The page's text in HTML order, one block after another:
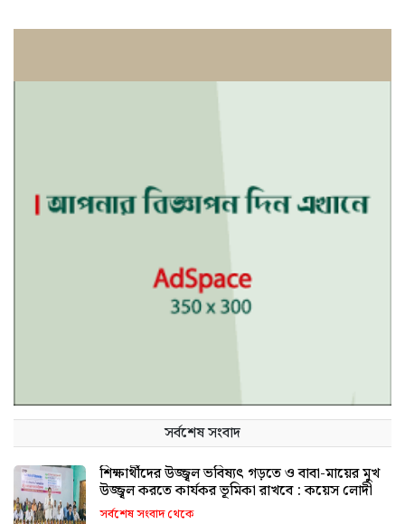
সর্বশেষ সংবাদ
শিক্ষার্থীদের উজ্জ্বল ভবিষ্যৎ গড়তে ও বাবা-মায়ের মুখ
উজ্জ্বল করতে কার্যকর ভূমিকা রাখবে : কয়েস লোদী
সর্বশেষ সংবাদ থেকে